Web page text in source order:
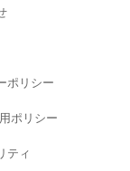
ポリシー
ポリシー
ティ